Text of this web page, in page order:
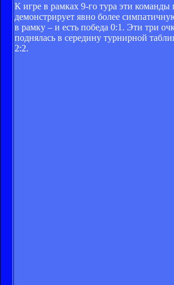
К игре в рамках 9-го тура эти
демонстрирует явно более
в рамку – и есть победа 0:1. Эти три
поднялась в середину турнирной
2:2.